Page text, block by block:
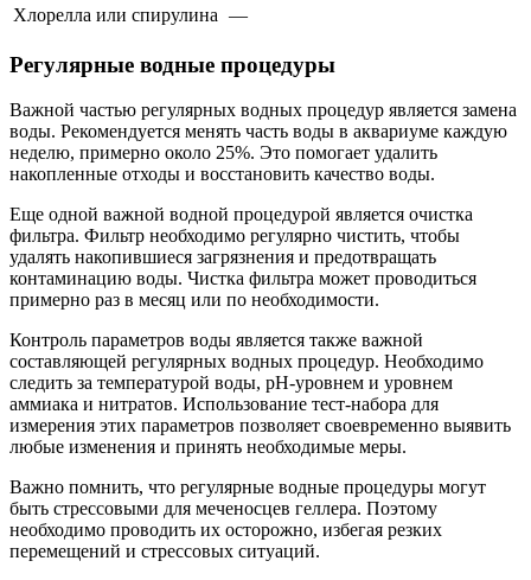
Хлорелла или спирулина —
Регулярные водные процедуры
Важной частью регулярных водных процедур является замена
воды. Рекомендуется менять часть воды в аквариуме каждую
неделю, примерно около 25%. Это помогает удалить
накопленные отходы и восстановить качество воды.
Еще одной важной водной процедурой является очистка
фильтра. Фильтр необходимо регулярно чистить, чтобы
удалять накопившиеся загрязнения и предотвращать
контаминацию воды. Чистка фильтра может проводиться
примерно раз в месяц или по необходимости.
Контроль параметров воды является также важной
составляющей регулярных водных процедур. Необходимо
следить за температурой воды, pH-уровнем и уровнем
аммиака и нитратов. Использование тест-набора для
измерения этих параметров позволяет своевременно выявить
любые изменения и принять необходимые меры.
Важно помнить, что регулярные водные процедуры могут
быть стрессовыми для меченосцев геллера. Поэтому
необходимо проводить их осторожно, избегая резких
перемещений и стрессовых ситуаций.